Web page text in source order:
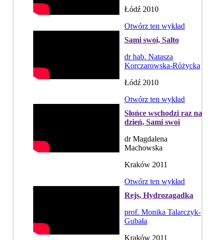
Łódź 2010
Otwórz ten wykład
Sami swoi, Salto
dr hab. Natasza
Korczarowska-Różycka
Łódź 2010
Otwórz ten wykład
Słońce wschodzi raz na
dzień, Sami swoi
dr Magdalena
Machowska
Kraków 2011
Otwórz ten wykład
Rejs, Hydrozagadka
prof. Monika Talarczyk-
Gubała
Kraków 2011